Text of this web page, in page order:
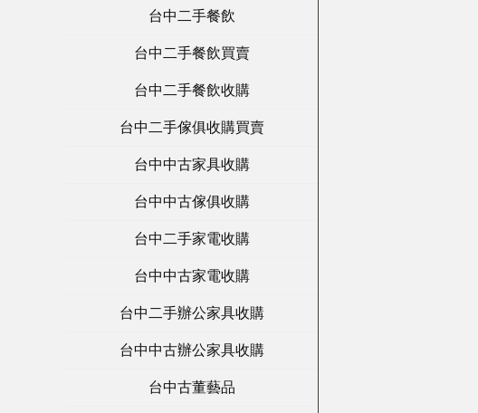
台中二手餐飲
台中二手餐飲買賣
台中二手餐飲收購
台中二手傢俱收購買賣
台中中古家具收購
台中中古傢俱收購
台中二手家電收購
台中中古家電收購
台中二手辦公家具收購
台中中古辦公家具收購
台中古董藝品